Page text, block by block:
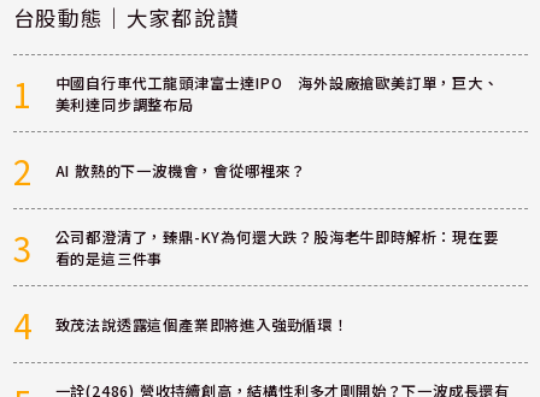
台股動態｜大家都說讚
1
中國自行車代工龍頭津富士達IPO 海外設廠搶歐美訂單，巨大、
美利達同步調整布局
2 AI 散熱的下一波機會，會從哪裡來？
3
公司都澄清了，臻鼎-KY為何還大跌？股海老牛即時解析：現在要
看的是這三件事
4 致茂法說透露這個產業即將進入強勁循環！
一詮(2486) 營收持續創高，結構性利多才剛開始？下一波成長還有